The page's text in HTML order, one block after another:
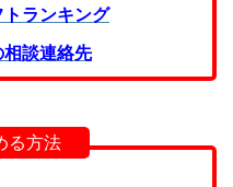
ランキング
談連絡先
る方法